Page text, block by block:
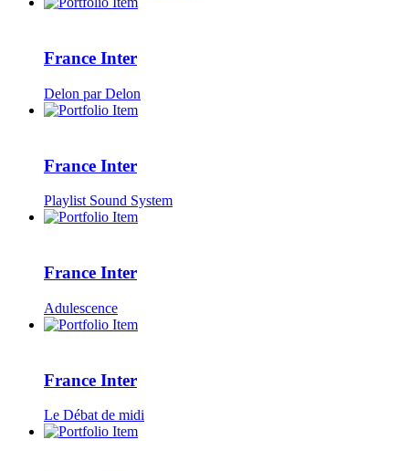
France Inter
Delon par Delon
France Inter
Playlist Sound System
France Inter
Adulescence
France Inter
Le Débat de midi